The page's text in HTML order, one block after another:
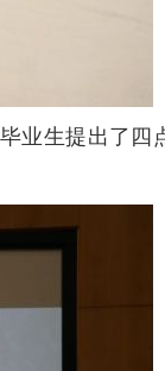
生提出了四